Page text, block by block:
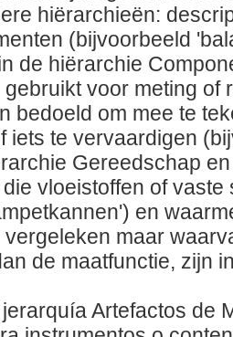
hiërarchieën:
(bijvoorbeeld
de hiërarchie
voor meting of
bedoeld om mee te
iets te vervaardigen
Gereedschap
vloeistoffen of
en
maar
de maatfunctie, zijn
jerarquía Artefactos de